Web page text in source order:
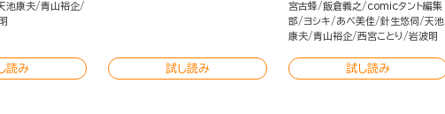
池康夫 青山裕企
読み 試し読み
宮古蜂
飯倉義之
comicタント編集
部
ヨシキ あべ美佳 針生悠伺
天池
康夫 青山裕企 西宮ことり 岩波明
試し読み